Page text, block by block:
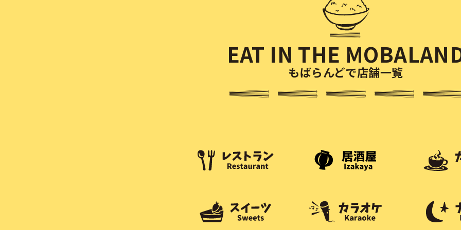
EAT IN THE
もばらんどで店舗一覧